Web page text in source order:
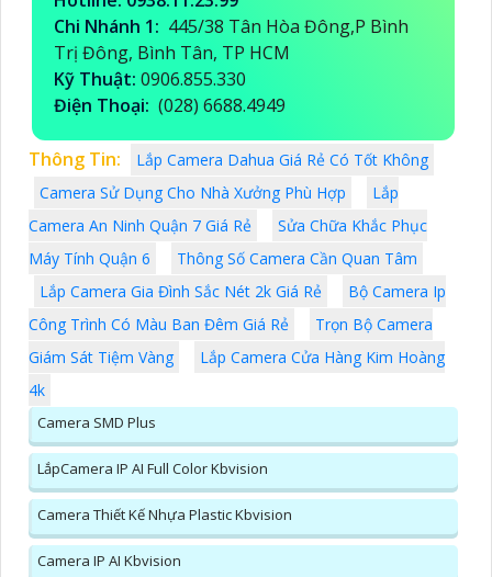
Chi Nhánh 1: 445/38 Tân Hòa Đông,P Bình
Trị Đông, Bình Tân, TP HCM
Kỹ Thuật: 0906.855.330
Điện Thoại: (028) 6688.4949
Thông Tin:
Lắp Camera Dahua Giá Rẻ Có Tốt Không
Camera Sử Dụng Cho Nhà Xưởng Phù Hợp
Lắp
Camera An Ninh Quận 7 Giá Rẻ
Sửa Chữa Khắc Phục
Máy Tính Quận 6
Thông Số Camera Cần Quan Tâm
Lắp Camera Gia Đình Sắc Nét 2k Giá Rẻ
Bộ Camera Ip
Công Trình Có Màu Ban Đêm Giá Rẻ
Trọn Bộ Camera
Giám Sát Tiệm Vàng
Lắp Camera Cửa Hàng Kim Hoàng
4k
Camera SMD Plus
LắpCamera IP AI Full Color Kbvision
Camera Thiết Kế Nhựa Plastic Kbvision
Camera IP AI Kbvision